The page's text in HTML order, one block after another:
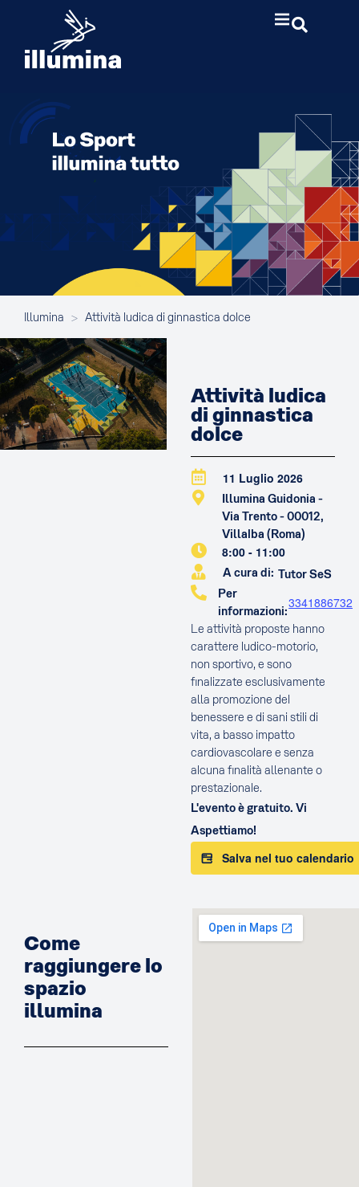
Illumina > Attività ludica di ginnastica dolce
Attività ludica
di ginnastica
dolce
11 Luglio 2026
Illumina Guidonia -
Via Trento - 00012,
Villalba (Roma)
8:00 - 11:00
A cura di: Tutor SeS
Per
informazioni:
3341886732
Le attività proposte hanno
carattere ludico-motorio,
non sportivo, e sono
finalizzate esclusivamente
alla promozione del
benessere e di sani stili di
vita, a basso impatto
cardiovascolare e senza
alcuna finalità allenante o
prestazionale.
L'evento è gratuito. Vi
Aspettiamo!
Salva nel tuo calendario
Come
raggiungere lo
spazio
illumina